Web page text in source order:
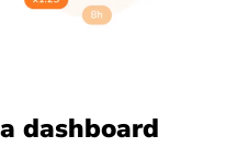
dashboard